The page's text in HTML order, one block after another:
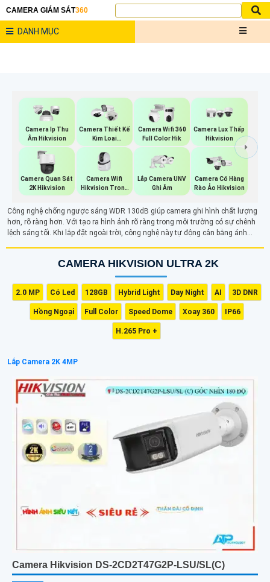
CAMERA GIÁM SÁT360
DANH MỤC
Camera Ip Thu
Âm Hikvision
Camera Thiết Kế
Kim Loại
Hikvision
Camera Wifi 360
Full Color Hik
Camera Lux Thấp
Hikvision
Camera Quan Sát
2K Hikvision
Camera Wifi
Hikvision Trong
Nhà
Lắp Camera UNV
Ghi Âm
Camera Có Hàng
Rào Ảo Hikvision
Công nghệ chống ngược sáng WDR 130dB giúp camera ghi hình chất lượng
hơn, rõ ràng hơn. Với tạo ra hình ảnh rõ ràng trong môi trường có sự chênh
lệch sáng tối. Khi lắp đặt ngoài trời, công nghệ này tự động cân bằng ánh
CAMERA HIKVISION ULTRA 2K
2.0 MP Có Led 128GB Hybrid Light Day Night AI 3D DNR
Hồng Ngoại Full Color Speed Dome Xoay 360 IP66
H.265 Pro +
Lắp Camera 2K 4MP
Camera Hikvision DS-2CD2T47G2P-LSU/SL(C)